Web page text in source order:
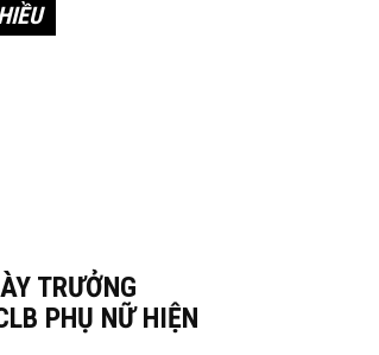
TRƯỞNG
PHỤ NỮ HIỆN